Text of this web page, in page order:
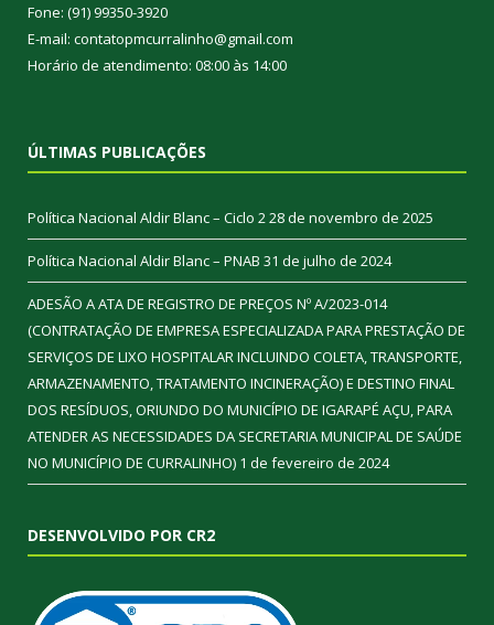
Fone: (91) 99350-3920
E-mail: contatopmcurralinho@gmail.com
Horário de atendimento: 08:00 às 14:00
ÚLTIMAS PUBLICAÇÕES
Política Nacional Aldir Blanc – Ciclo 228 de novembro de 2025
Política Nacional Aldir Blanc – PNAB 31 de julho de 2024
ADESÃO A ATA DE REGISTRO DE PREÇOS Nº A/2023-014
(CONTRATAÇÃO DE EMPRESA ESPECIALIZADA PARA PRESTAÇÃO DE
SERVIÇOS DE LIXO HOSPITALAR INCLUINDO COLETA, TRANSPORTE,
ARMAZENAMENTO, TRATAMENTO INCINERAÇÃO) E DESTINO FINAL
DOS RESÍDUOS, ORIUNDO DO MUNICÍPIO DE IGARAPÉ AÇU, PARA
ATENDER AS NECESSIDADES DA SECRETARIA MUNICIPAL DE SAÚDE
NO MUNICÍPIO DE CURRALINHO) 1 de fevereiro de 2024
DESENVOLVIDO POR CR2